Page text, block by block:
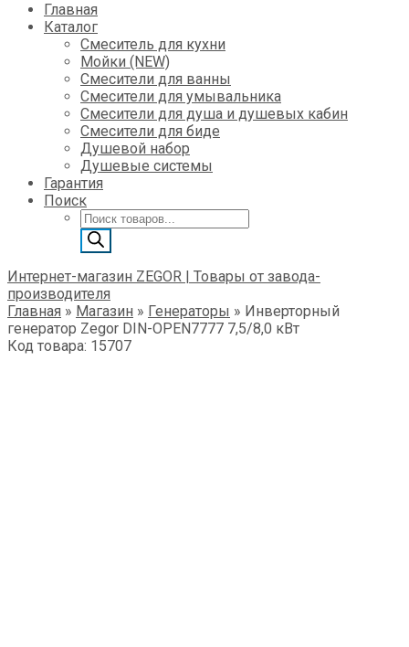
Главная
Каталог
Смеситель для кухни
Мойки (NEW)
Смесители для ванны
Смесители для умывальника
Смесители для душа и душевых кабин
Смесители для биде
Душевой набор
Душевые системы
Гарантия
Поиск
Поиск
товаров
Интернет-магазин ZEGOR | Товары от завода-
производителя
Главная » Магазин » Генераторы » Инверторный
генератор Zegor DIN-OPEN7777 7,5/8,0 кВт
Код товара: 15707